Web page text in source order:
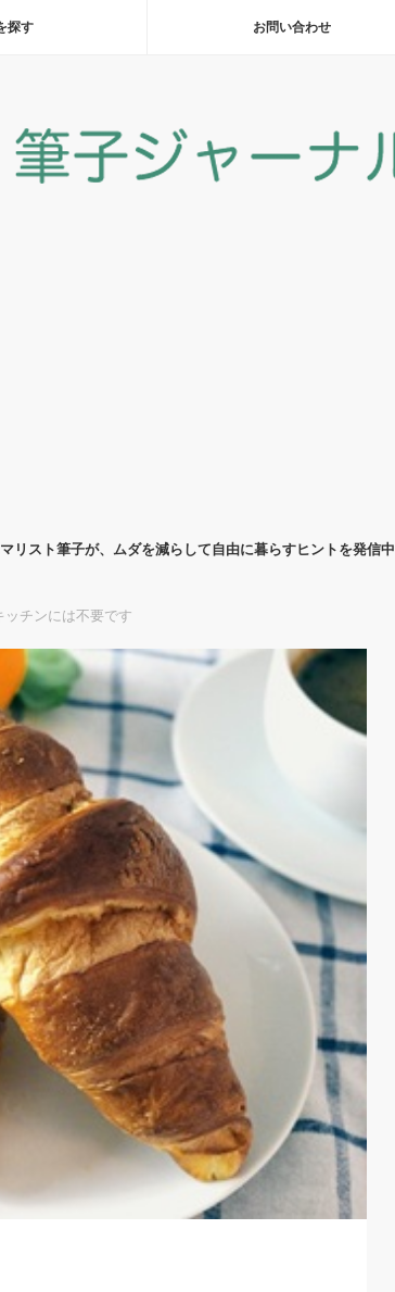
探す お問い合わせ
リスト筆子が、ムダを減らして自由に暮らすヒントを発信中
チンには不要です